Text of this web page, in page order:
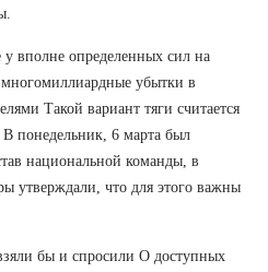
вполне определенных сил на
убытки в
Такой вариант тяги считается
понедельник, 6 марта был
национальной команды, в
утверждали, что для этого важны
бы и спросили О доступных